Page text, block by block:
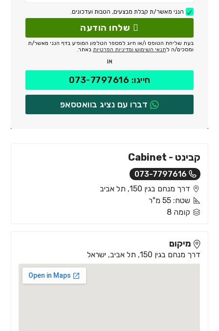
הנני מאשר/ת קבלת מבצעים, הטבות ועדכונים.
שלחו הודעה
בעת שליחת הטופס ו/או חיוג למספר הטלפון המופיע בדף הנני מאשר/ת
ומסכים/ה לתנאי השימוש ומדיניות הפרטיות באתר.
או
חייגו: 073-7797616
דברו עם נציג בוואטסאפ
קבינט - Cabinet
073-7797616
דרך מנחם בגין 150, תל אביב
שטח: 55 מ"ר
קומה 8
מיקום
דרך מנחם בגין 150, תל אביב, ישראל